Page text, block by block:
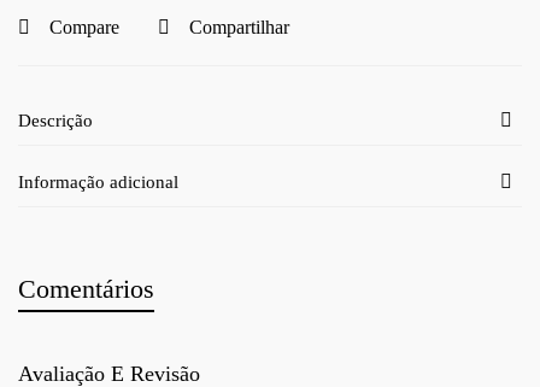
Compare Compartilhar
Descrição
Informação adicional
Comentários
Avaliação E Revisão